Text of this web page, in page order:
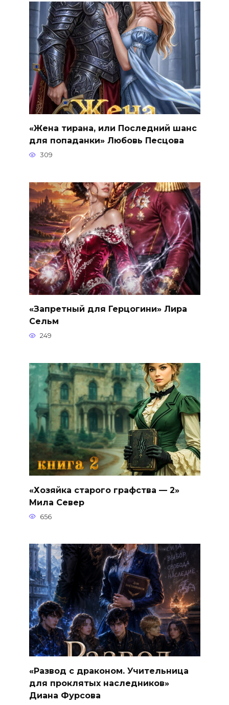
«Жена тирана, или Последний шанс
для попаданки» Любовь Песцова
309
«Запретный для Герцогини» Лира
Сельм
249
«Хозяйка старого графства — 2»
Мила Север
656
«Развод с драконом. Учительница
для проклятых наследников»
Диана Фурсова